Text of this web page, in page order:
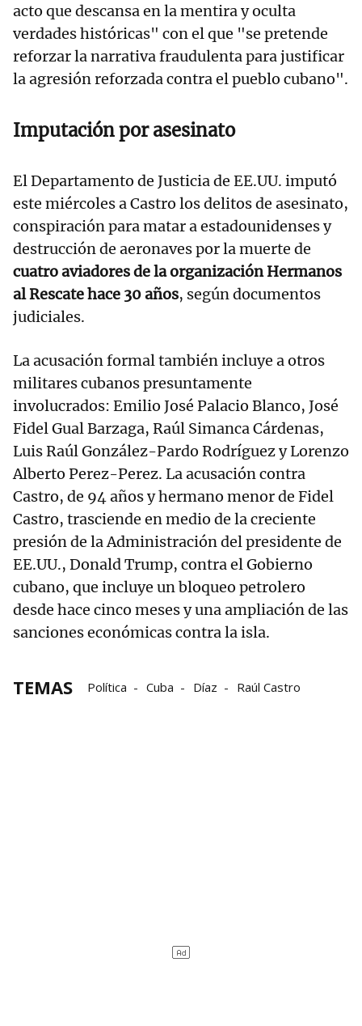
acto que descansa en la mentira y oculta
verdades históricas" con el que "se pretende
reforzar la narrativa fraudulenta para justificar
la agresión reforzada contra el pueblo cubano".
Imputación por asesinato
El Departamento de Justicia de EE.UU. imputó
este miércoles a Castro los delitos de asesinato,
conspiración para matar a estadounidenses y
destrucción de aeronaves por la muerte de
cuatro aviadores de la organización Hermanos
al Rescate hace 30 años, según documentos
judiciales.
La acusación formal también incluye a otros
militares cubanos presuntamente
involucrados: Emilio José Palacio Blanco, José
Fidel Gual Barzaga, Raúl Simanca Cárdenas,
Luis Raúl González-Pardo Rodríguez y Lorenzo
Alberto Perez-Perez. La acusación contra
Castro, de 94 años y hermano menor de Fidel
Castro, trasciende en medio de la creciente
presión de la Administración del presidente de
EE.UU., Donald Trump, contra el Gobierno
cubano, que incluye un bloqueo petrolero
desde hace cinco meses y una ampliación de las
sanciones económicas contra la isla.
TEMAS Política Cuba Díaz Raúl Castro